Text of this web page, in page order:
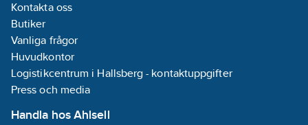
Sonder och
sondsökare används
t.ex. i samband med
avloppsbesiktning, för
att hitta dolda
samt för att kartlägga
Kontakta oss
Butiker
Vanliga frågor
Huvudkontor
Logistikcentrum i Hallsberg - kontaktuppgifter
Press och media
Handla hos Ahlsell